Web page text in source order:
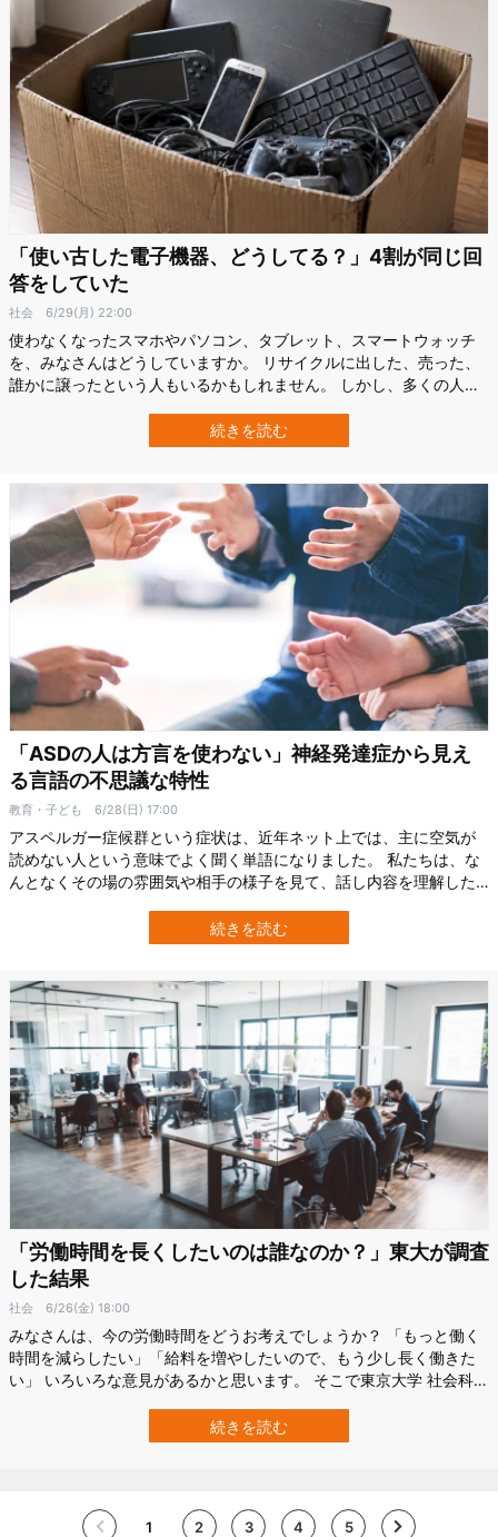
「使い古した電子機器、どうしてる？」4割が同じ回
答をしていた
社会 6/29(月) 22:00
使わなくなったスマホやパソコン、タブレット、スマートウォッチ
を、みなさんはどうしていますか。 リサイクルに出した、売った、
誰かに譲ったという人もいるかもしれません。 しかし、多くの人の
しないで持っておく」です。 アメリカの消費者4000人を対象にした
新しい研究では、使い終えた電子機器の行き先として最も多かった
続きを読む
「ASDの人は方言を使わない」神経発達症から見え
る言語の不思議な特性
教育・子ども 6/28(日) 17:00
アスペルガー症候群という症状は、近年ネット上では、主に空気が
読めない人という意味でよく聞く単語になりました。 私たちは、な
んとなくその場の雰囲気や相手の様子を見て、話し内容を理解した
ラしているということはないですし、偉い人にタメ語で話しかける
ということも普通はしません。 「お腹空かない？」と聞かれて、自
続きを読む
「労働時間を長くしたいのは誰なのか？」東大が調査
した結果
社会 6/26(金) 18:00
みなさんは、今の労働時間をどうお考えでしょうか？ 「もっと働く
時間を減らしたい」「給料を増やしたいので、もう少し長く働きた
い」 いろいろな意見があるかと思います。 そこで東京大学 社会科学
調査」、通称「東大社研パネル調査」を実施。 その結果として、労
働時間を長くしたいと考えている人の割合やその理由を明らかにし
続きを読む
1 2 3 4 5